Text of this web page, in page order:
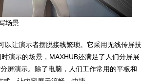
场景
以让演示者摆脱接线繁琐。它采用无线传屏技
演示的场景，MAXHUB还满足了人们分屏展
屏演示。除了电脑，人们工作常用的平板和